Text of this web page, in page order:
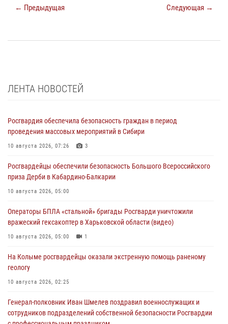
← Предыдущая Следующая →
ЛЕНТА НОВОСТЕЙ
Росгвардия обеспечила безопасность граждан в период
проведения массовых мероприятий в Сибири
10 августа 2026, 07:26 3
Росгвардейцы обеспечили безопасность Большого Всероссийского
приза Дерби в Кабардино-Балкарии
10 августа 2026, 05:00
Операторы БПЛА «стальной» бригады Росгварди уничтожили
вражеский гексакоптер в Харьковской области (видео)
10 августа 2026, 05:00 1
На Колыме росгвардейцы оказали экстренную помощь раненому
геологу
10 августа 2026, 02:25
Генерал-полковник Иван Шмелев поздравил военнослужащих и
сотрудников подразделений собственной безопасности Росгвардии